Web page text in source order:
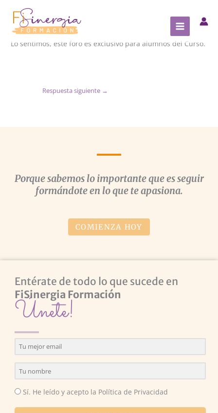
contenido
Lo sentimos, este foro es exclusivo para alumnos del Curso.
Respuesta siguiente →
Porque sabemos lo importante que es seguir
formándote en lo que te apasiona.
COMIENZA HOY
Entérate de todo lo que sucede en
FiSinergia Formación
Únete!
Sí. He leído y acepto la Política de Privacidad